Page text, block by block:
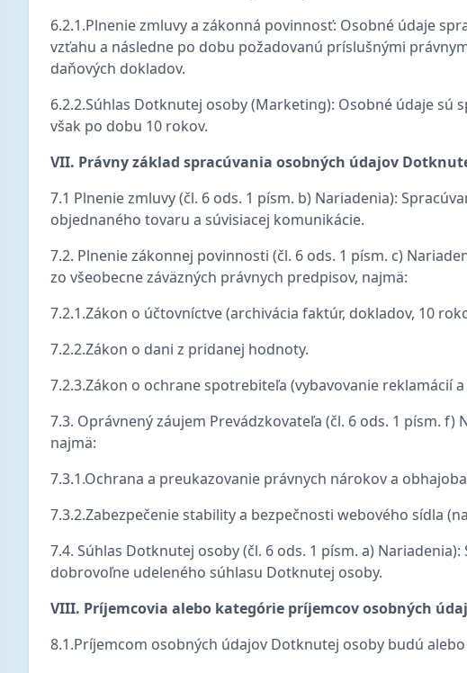
6.2.1.Plnenie zmluvy a zákonná povinnosť: Osobné údaje
vzťahu a následne po dobu požadovanú príslušnými
daňových dokladov.
6.2.2.Súhlas Dotknutej osoby (Marketing): Osobné údaje
však po dobu 10 rokov.
VII. Právny základ spracúvania osobných údajov
7.1 Plnenie zmluvy (čl. 6 ods. 1 písm. b) Nariadenia):
objednaného tovaru a súvisiacej komunikácie.
7.2. Plnenie zákonnej povinnosti (čl. 6 ods. 1 písm. c)
zo všeobecne záväzných právnych predpisov, najmä:
7.2.1.Zákon o účtovníctve (archivácia faktúr, dokladov, 10
7.2.2.Zákon o dani z pridanej hodnoty.
7.2.3.Zákon o ochrane spotrebiteľa (vybavovanie reklamácií
7.3. Oprávnený záujem Prevádzkovateľa (čl. 6 ods. 1 písm.
najmä:
7.3.1.Ochrana a preukazovanie právnych nárokov a
7.3.2.Zabezpečenie stability a bezpečnosti webového sídla
7.4. Súhlas Dotknutej osoby (čl. 6 ods. 1 písm. a)
dobrovoľne udeleného súhlasu Dotknutej osoby.
VIII. Príjemcovia alebo kategórie príjemcov osobných
8.1.Príjemcom osobných údajov Dotknutej osoby budú